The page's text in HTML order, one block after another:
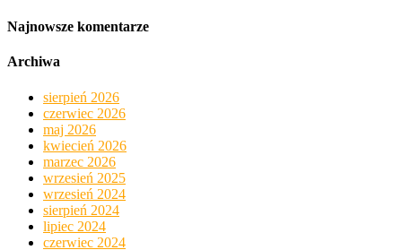
Najnowsze komentarze
Archiwa
sierpień 2026
czerwiec 2026
maj 2026
kwiecień 2026
marzec 2026
wrzesień 2025
wrzesień 2024
sierpień 2024
lipiec 2024
czerwiec 2024